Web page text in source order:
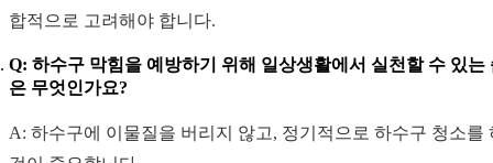
합적으로 고려해야 합니다.
Q: 하수구 막힘을 예방하기 위해 일상생활에서 실천할 수 있는
은 무엇인가요?
A: 하수구에 이물질을 버리지 않고, 정기적으로 하수구 청소를